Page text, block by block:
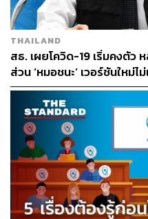
THAILAND
สธ. เผยโควิด-19 เริ่มคงตัว
ส่วน ‘หมอชนะ’ เวอร์ชันใหม่